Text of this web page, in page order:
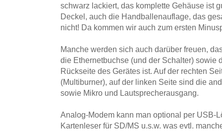
schwarz lackiert, das komplette Gehäuse ist
Deckel, auch die Handballenauflage, das
nicht! Da kommen wir auch zum ersten
Manche werden sich auch darüber freuen,
die Ethernetbuchse (und der Schalter) sowie
Rückseite des Gerätes ist. Auf der rechten
(Multiburner), auf der linken Seite sind die
sowie Mikro und Lautsprecherausgang.
Analog-Modem kann man optional per USB-
Kartenleser für SD/MS u.s.w. was evtl.